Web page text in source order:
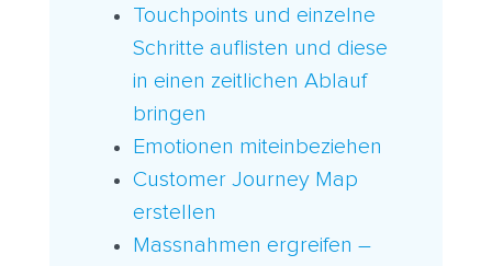
Touchpoints und einzelne
Schritte auflisten und diese
in einen zeitlichen Ablauf
bringen
Emotionen miteinbeziehen
Customer Journey Map
erstellen
Massnahmen ergreifen –